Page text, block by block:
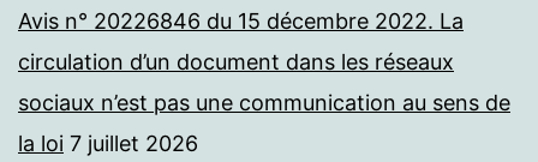
Avis n° 20226846 du 15 décembre 2022. La
circulation d’un document dans les réseaux
sociaux n’est pas une communication au sens de
la loi 7 juillet 2026